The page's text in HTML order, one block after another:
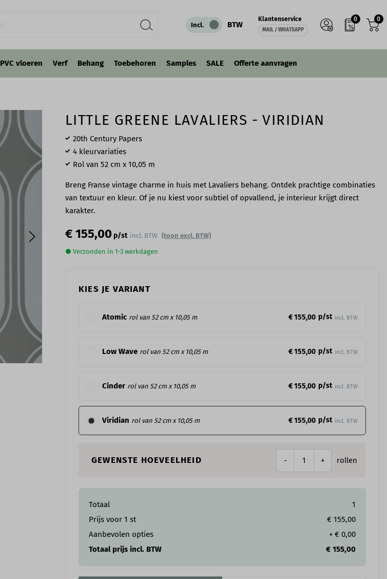
0
Incl. BTW
Klantenservice
MAIL / WHATSAPP
0
PVC vloeren Verf Behang Toebehoren Samples SALE Offerte aanvragen
LITTLE GREENE LAVALIERS - VIRIDIAN
€ 155,00p/st incl. BTW (toon excl. BTW)
● Verzonden in 1-3 werkdagen
KIES JE VARIANT
Atomic rol van 52 cm x 10,05 m € 155,00 p/st incl. BTW
Low Wave rol van 52 cm x 10,05 m € 155,00 p/st incl. BTW
Cinder rol van 52 cm x 10,05 m € 155,00 p/st incl. BTW
Viridian rol van 52 cm x 10,05 m € 155,00 p/st incl. BTW
GEWENSTE HOEVEELHEID - + rollen
Totaal
1
Prijs voor 1 st
€ 155,00
Aanbevolen opties
+ € 0,00
Totaal prijs incl. BTW
€ 155,00
IN WINKELWAGEN
20th Century Papers
4 kleurvariaties
Rol van 52 cm x 10,05 m
Breng Franse vintage charme in huis met Lavaliers behang. Ontdek prachtige combinaties
van textuur en kleur. Of je nu kiest voor subtiel of opvallend, je interieur krijgt direct
karakter.